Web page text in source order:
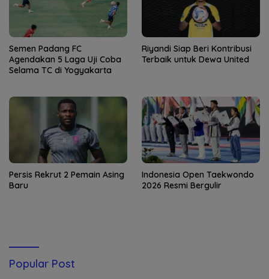
Semen Padang FC
Agendakan 5 Laga Uji Coba
Selama TC di Yogyakarta
Riyandi Siap Beri Kontribusi
Terbaik untuk Dewa United
Persis Rekrut 2 Pemain Asing
Baru
Indonesia Open Taekwondo
2026 Resmi Bergulir
Popular Post